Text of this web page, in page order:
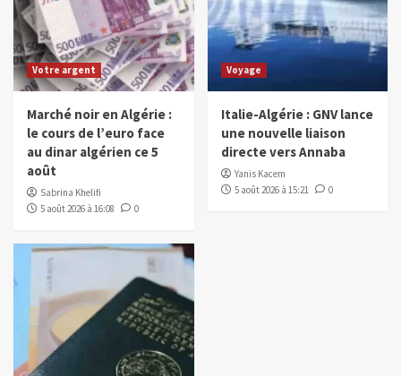
Votre argent
Marché noir en Algérie :
le cours de l’euro face
au dinar algérien ce 5
août
Sabrina Khelifi
5 août 2026 à 16:08
0
Voyage
Italie-Algérie : GNV lance
une nouvelle liaison
directe vers Annaba
Yanis Kacem
5 août 2026 à 15:21
0